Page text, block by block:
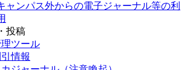
ャンパス外からの電子ジャーナル等の利
投稿
ツール
情報